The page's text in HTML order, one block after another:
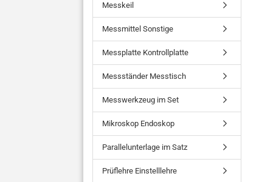
Messkeil
Messmittel Sonstige
Messplatte Kontrollplatte
Messständer Messtisch
Messwerkzeug im Set
Mikroskop Endoskop
Parallelunterlage im Satz
Prüflehre Einstelllehre